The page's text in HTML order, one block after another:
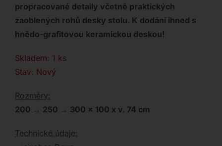
propracované detaily včetně praktických
zaoblených rohů desky stolu. K dodání ihned s
hnědo-grafitovou keramickou deskou!
Skladem: 1 ks
Stav: Nový
Rozměry:
200 → 250 → 300 x 100 x v. 74 cm
Technické údaje: